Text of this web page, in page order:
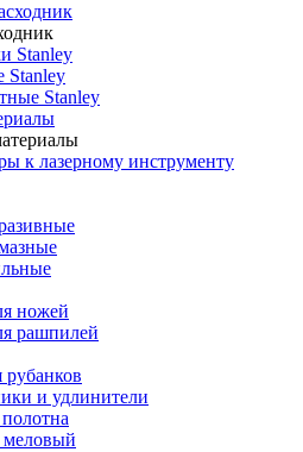
Stanley
Stanley
Stanley
к лазерному инструменту
ножей
рашпилей
и удлинители